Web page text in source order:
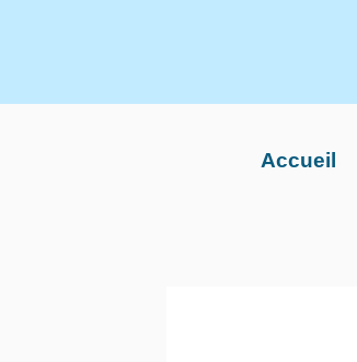
Accueil